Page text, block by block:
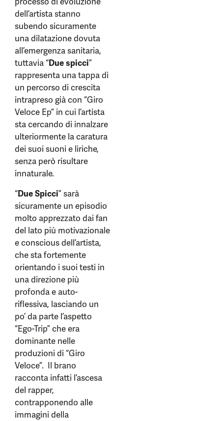
dell’artista stanno
subendo sicuramente
una dilatazione dovuta
all’emergenza sanitaria,
tuttavia “Due spicci”
rappresenta una tappa di
un percorso di crescita
intrapreso già con “Giro
Veloce Ep” in cui l’artista
sta cercando di innalzare
ulteriormente la caratura
dei suoi suoni e liriche,
senza però risultare
innaturale.
“Due Spicci” sarà
sicuramente un episodio
molto apprezzato dai fan
del lato più motivazionale
e conscious dell’artista,
che sta fortemente
orientando i suoi testi in
una direzione più
profonda e auto-
riflessiva, lasciando un
po’ da parte l’aspetto
“Ego-Trip” che era
dominante nelle
produzioni di “Giro
Veloce”. Il brano
racconta infatti l’ascesa
del rapper,
contrapponendo alle
immagini della